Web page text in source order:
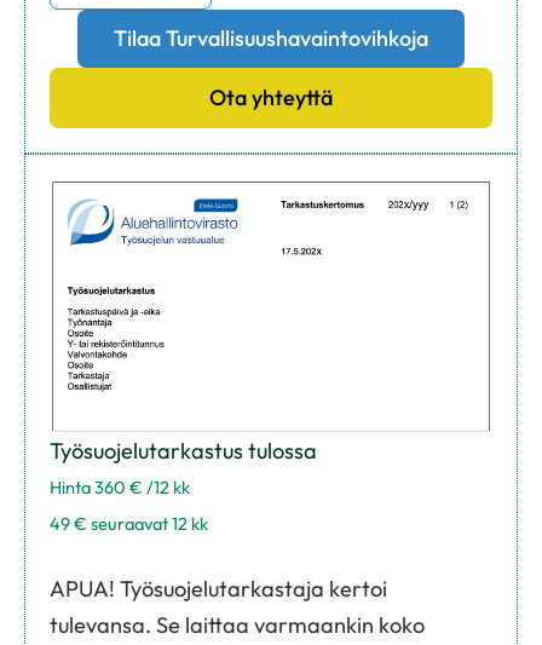
Tilaa Turvallisuushavaintovihkoja
Ota yhteyttä
Työsuojelutarkastus tulossa
Hinta 360 € /12 kk
49 € seuraavat 12 kk
APUA! Työsuojelutarkastaja kertoi
tulevansa. Se laittaa varmaankin koko